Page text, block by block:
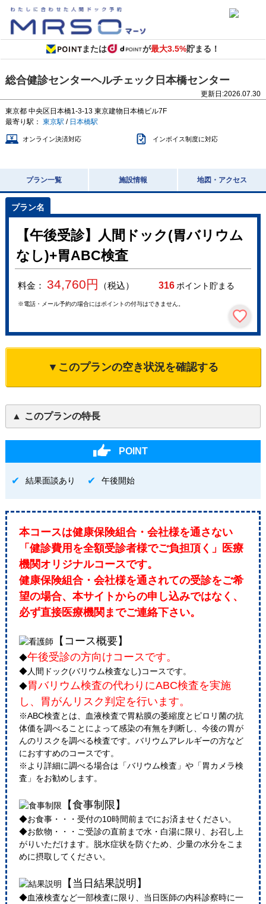
または が最大3.5%貯まる！
総合健診センターヘルチェック日本橋センター
更新日:2026.07.30
東京都 中央区日本橋1-3-13 東京建物日本橋ビル7F
最寄り駅： 東京駅 / 日本橋駅
オンライン決済対応 インボイス制度に対応
プラン一覧 施設情報 地図・アクセス
【午後受診】人間ドック(胃バリウム
なし)+胃ABC検査
料金： 34,760円 （税込） 316ポイント貯まる
※電話・メール予約の場合にはポイントの付与はできません。
▼このプランの空き状況を確認する
このプランの特長
POINT
結果面談あり 午後開始
本コースは健康保険組合・会社様を通さない
「健診費用を全額受診者様でご負担頂く」医療
機関オリジナルコースです。
健康保険組合・会社様を通されての受診をご希
望の場合、本サイトからの申し込みではなく、
必ず直接医療機関までご連絡下さい。
【コース概要】
◆午後受診の方向けコースです。
◆人間ドック(バリウム検査なし)コースです。
◆胃バリウム検査の代わりにABC検査を実施
し、胃がんリスク判定を行います。
※ABC検査とは、血液検査で胃粘膜の萎縮度とピロリ菌の抗
体価を調べることによって感染の有無を判断し、今後の胃が
んのリスクを調べる検査です。バリウムアレルギーの方など
におすすめのコースです。
※より詳細に調べる場合は「バリウム検査」や「胃カメラ検
査」をお勧めします。
【食事制限】
◆お食事・・・受付の10時間前までにお済ませください。
◆お飲物・・・ご受診の直前まで水・白湯に限り、お召し上
がりいただけます。脱水症状を防ぐため、少量の水分をこま
めに摂取してください。
【当日結果説明】
◆血液検査など一部検査に限り、当日医師の内科診察時に一